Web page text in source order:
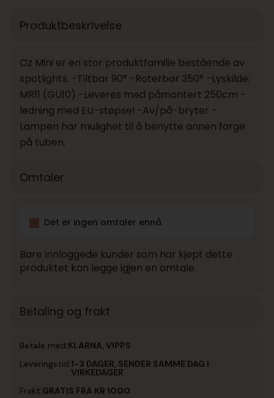
Produktbeskrivelse
Oz Mini er en stor produktfamilie bestående av
spotlights. -Tiltbar 90° -Roterbar 350° -Lyskilde:
MR11 (GU10) -Leveres med påmontert 250cm -
ledning med EU-støpsel -Av/på-bryter -
Lampen har mulighet til å benytte annen farge
på tuben.
Omtaler
Det er ingen omtaler ennå.
Bare innloggede kunder som har kjøpt dette
produktet kan legge igjen en omtale.
Betaling og frakt
Betale med:KLARNA, VIPPS
Leveringstid:1-3 DAGER, SENDER SAMME DAG I
VIRKEDAGER
Frakt:GRATIS FRA KR 1000